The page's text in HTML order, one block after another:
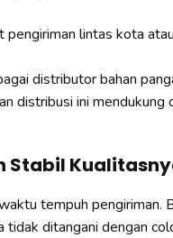
lintas kota
distributor bahan
distribusi ini
Stabil
tempuh pengiriman.
ditangani dengan